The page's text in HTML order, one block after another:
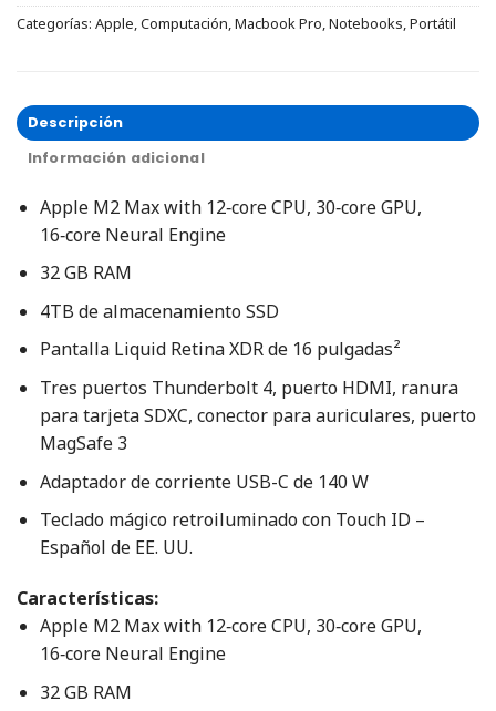
Categorías: Apple,Computación,Macbook Pro,Notebooks,Portátil
Descripción
Información adicional
Apple M2 Max with 12‑core CPU, 30‑core GPU,
16‑core Neural Engine
32 GB RAM
4TB de almacenamiento SSD
Pantalla Liquid Retina XDR de 16 pulgadas²
Tres puertos Thunderbolt 4, puerto HDMI, ranura
para tarjeta SDXC, conector para auriculares, puerto
MagSafe 3
Adaptador de corriente USB-C de 140 W
Teclado mágico retroiluminado con Touch ID –
Español de EE. UU.
Características:
Apple M2 Max with 12‑core CPU, 30‑core GPU,
16‑core Neural Engine
32 GB RAM